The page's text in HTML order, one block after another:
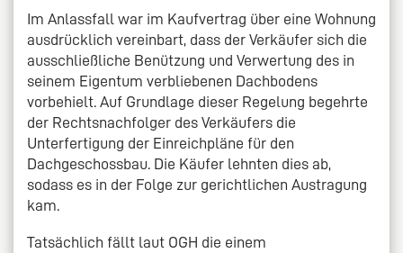
Im Anlassfall war im Kaufvertrag über eine Wohnung
ausdrücklich vereinbart, dass der Verkäufer sich die
ausschließliche Benützung und Verwertung des in
seinem Eigentum verbliebenen Dachbodens
vorbehielt. Auf Grundlage dieser Regelung begehrte
der Rechtsnachfolger des Verkäufers die
Unterfertigung der Einreichpläne für den
Dachgeschossbau. Die Käufer lehnten dies ab,
sodass es in der Folge zur gerichtlichen Austragung
kam.
Tatsächlich fällt laut OGH die einem